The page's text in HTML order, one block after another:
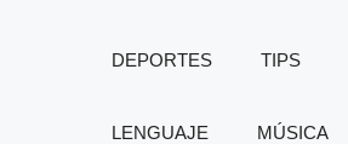
DEPORTES TIPS
LENGUAJE MÚSICA